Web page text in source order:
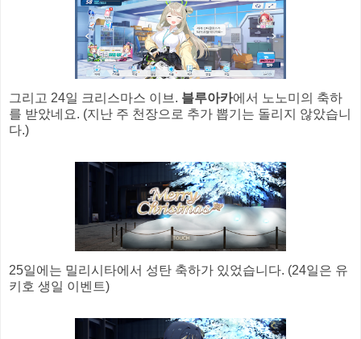
그리고 24일 크리스마스 이브. 블루아카에서 노노미의 축하
를 받았네요. (지난 주 천장으로 추가 뽑기는 돌리지 않았습니
다.)
25일에는 밀리시타에서 성탄 축하가 있었습니다. (24일은 유
키호 생일 이벤트)